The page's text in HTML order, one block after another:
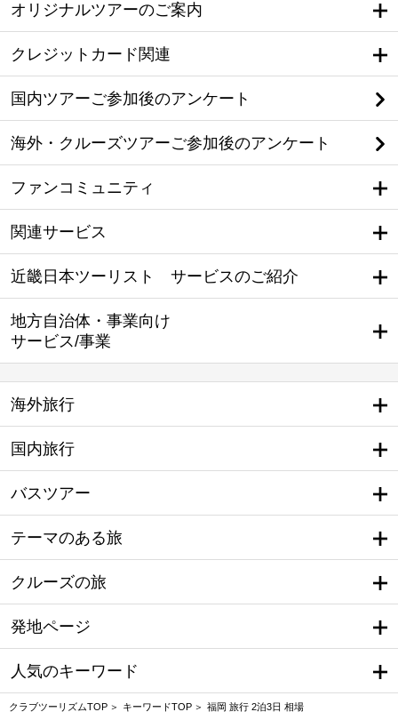
オリジナルツアーのご案内
クレジットカード関連
国内ツアーご参加後のアンケート
海外・クルーズツアーご参加後のアンケート
ファンコミュニティ
関連サービス
近畿日本ツーリスト サービスのご紹介
地方自治体・事業向け
サービス/事業
海外旅行
国内旅行
バスツアー
テーマのある旅
クルーズの旅
発地ページ
人気のキーワード
クラブツーリズムTOP キーワードTOP 福岡 旅行 2泊3日 相場